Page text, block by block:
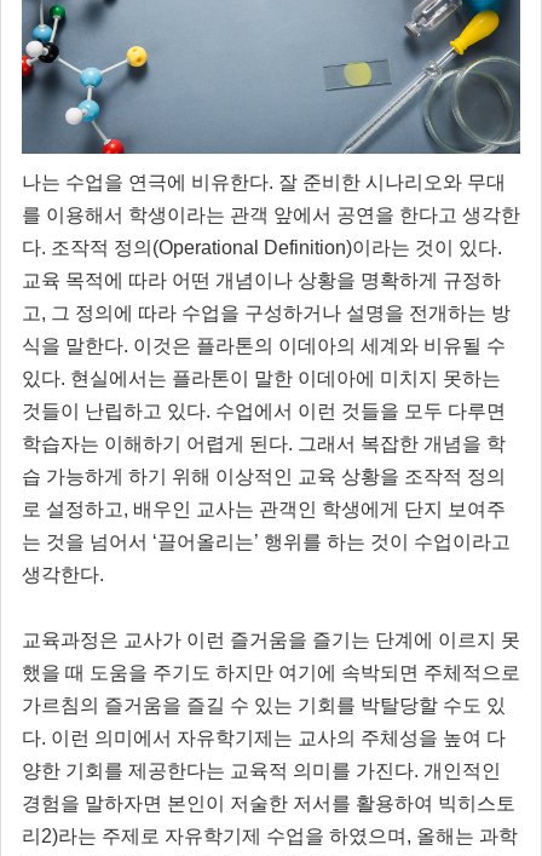
나는 수업을 연극에 비유한다. 잘 준비한 시나리오와 무대
를 이용해서 학생이라는 관객 앞에서 공연을 한다고 생각한
다. 조작적 정의(Operational Definition)이라는 것이 있다.
교육 목적에 따라 어떤 개념이나 상황을 명확하게 규정하
고, 그 정의에 따라 수업을 구성하거나 설명을 전개하는 방
식을 말한다. 이것은 플라톤의 이데아의 세계와 비유될 수
있다. 현실에서는 플라톤이 말한 이데아에 미치지 못하는
것들이 난립하고 있다. 수업에서 이런 것들을 모두 다루면
학습자는 이해하기 어렵게 된다. 그래서 복잡한 개념을 학
습 가능하게 하기 위해 이상적인 교육 상황을 조작적 정의
로 설정하고, 배우인 교사는 관객인 학생에게 단지 보여주
는 것을 넘어서 ‘끌어올리는’ 행위를 하는 것이 수업이라고
생각한다.
교육과정은 교사가 이런 즐거움을 즐기는 단계에 이르지 못
했을 때 도움을 주기도 하지만 여기에 속박되면 주체적으로
가르침의 즐거움을 즐길 수 있는 기회를 박탈당할 수도 있
다. 이런 의미에서 자유학기제는 교사의 주체성을 높여 다
양한 기회를 제공한다는 교육적 의미를 가진다. 개인적인
경험을 말하자면 본인이 저술한 저서를 활용하여 빅히스토
리2)라는 주제로 자유학기제 수업을 하였으며, 올해는 과학